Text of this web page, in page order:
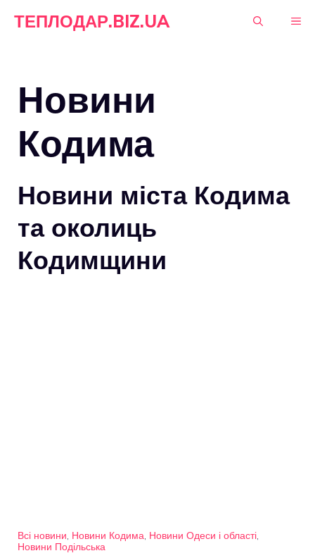
ТЕПЛОДАР.BIZ.UA
Новини
Кодима
Новини міста Кодима
та околиць
Кодимщини
Всі новини, Новини Кодима, Новини Одеси і області,
Новини Подільська